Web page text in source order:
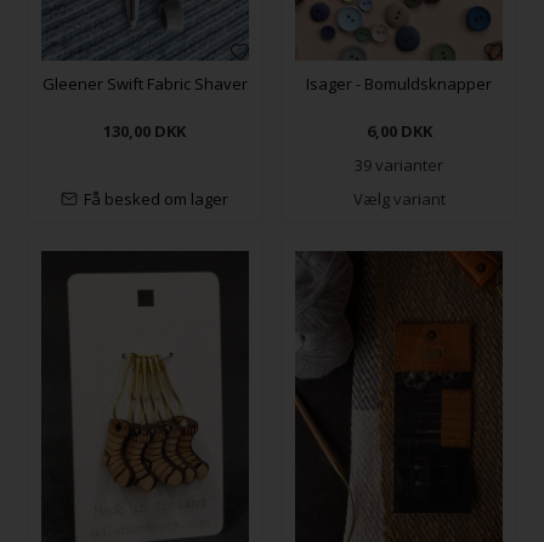
Gleener Swift Fabric Shaver
130,00 DKK
Få besked om lager
Isager - Bomuldsknapper
6,00 DKK
39 varianter
Vælg variant